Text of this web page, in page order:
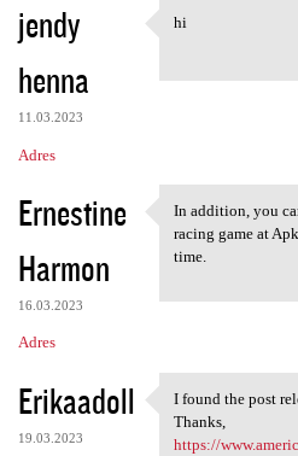
jendy
henna
11.03.2023
Adres
hi
hi
Ernestine
Harmon
16.03.2023
Adres
In addition,
In addition, you
racing game at
time.
Erikaadoll
19.03.2023
I found the
I found the post
Thanks,
https://